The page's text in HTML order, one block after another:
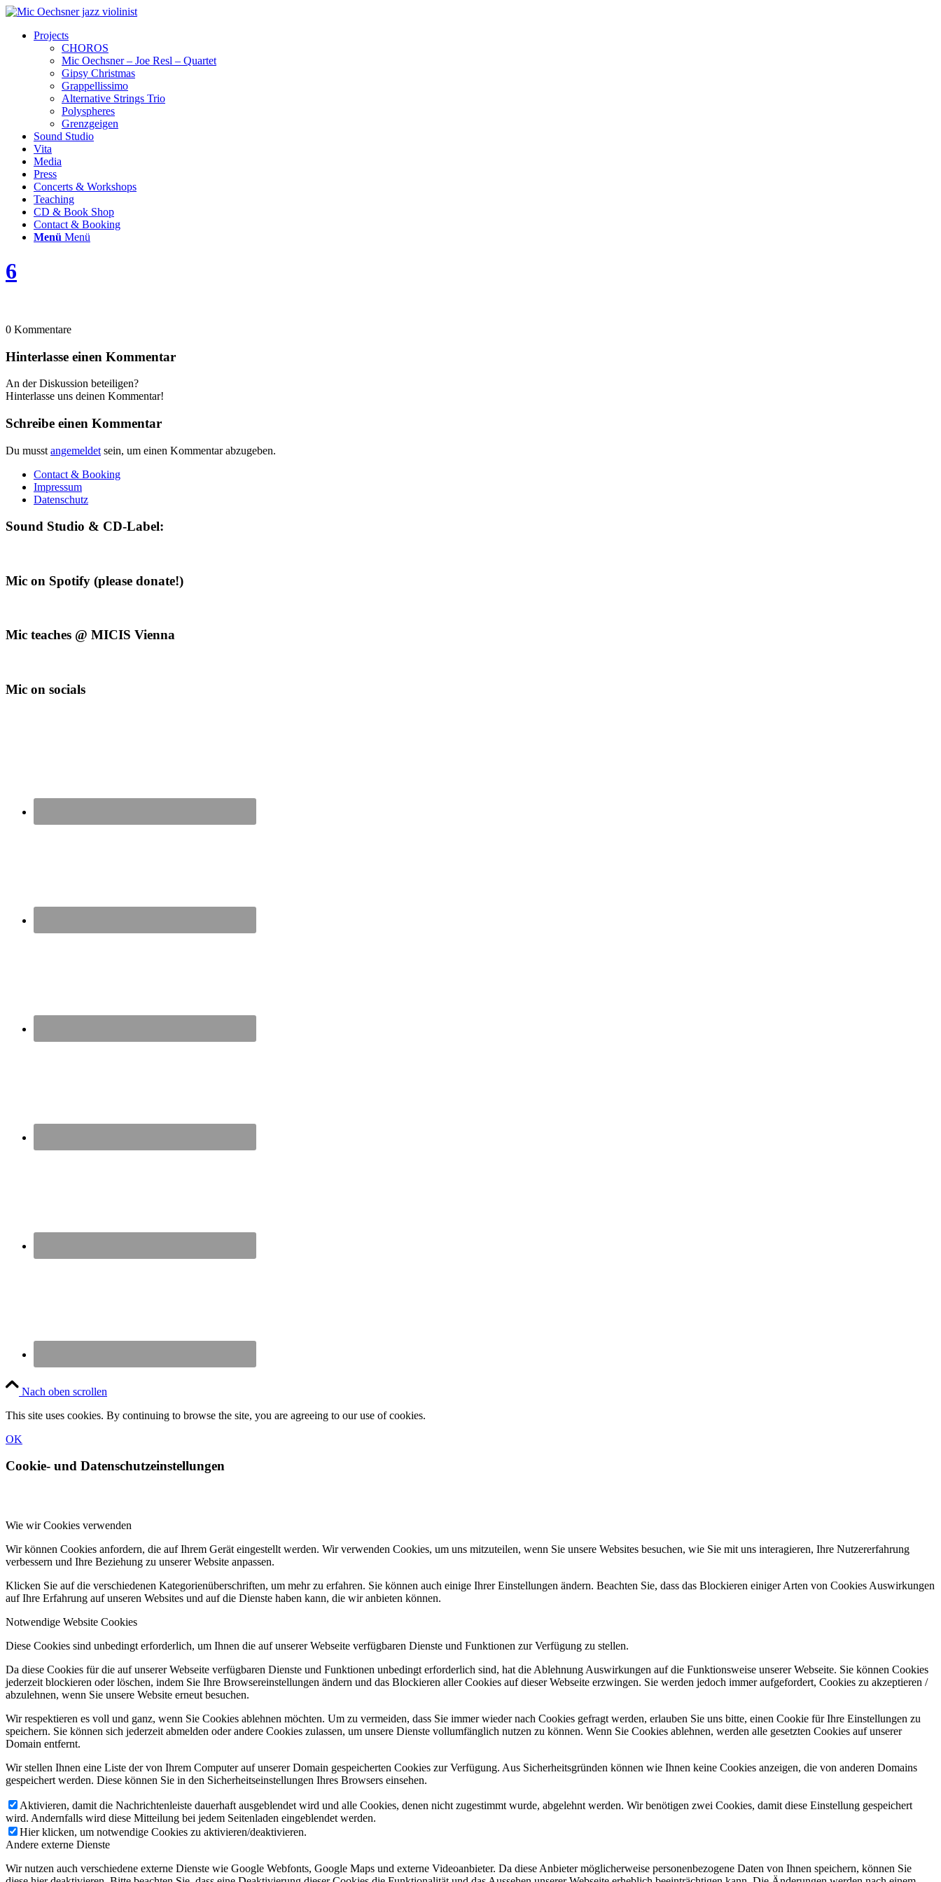
Projects
CHOROS
Mic Oechsner – Joe Resl – Quartet
Gipsy Christmas
Grappellissimo
Alternative Strings Trio
Polyspheres
Grenzgeigen
Sound Studio
Vita
Media
Press
Concerts & Workshops
Teaching
CD & Book Shop
Contact & Booking
Menü Menü
6
0 Kommentare
Hinterlasse einen Kommentar
An der Diskussion beteiligen?
Hinterlasse uns deinen Kommentar!
Schreibe einen Kommentar
Du musst angemeldet sein, um einen Kommentar abzugeben.
Contact & Booking
Impressum
Datenschutz
Sound Studio & CD-Label:
Mic on Spotify (please donate!)
Mic teaches @ MICIS Vienna
Mic on socials
Nach oben scrollen
This site uses cookies. By continuing to browse the site, you are agreeing to our use of cookies.
OK
Cookie- und Datenschutzeinstellungen
Wie wir Cookies verwenden
Wir können Cookies anfordern, die auf Ihrem Gerät eingestellt werden. Wir verwenden Cookies, um uns mitzuteilen, wenn Sie unsere Websites besuchen, wie Sie mit uns interagieren, Ihre Nutzererfahrung
verbessern und Ihre Beziehung zu unserer Website anpassen.
Klicken Sie auf die verschiedenen Kategorienüberschriften, um mehr zu erfahren. Sie können auch einige Ihrer Einstellungen ändern. Beachten Sie, dass das Blockieren einiger Arten von Cookies Auswirkungen
auf Ihre Erfahrung auf unseren Websites und auf die Dienste haben kann, die wir anbieten können.
Notwendige Website Cookies
Diese Cookies sind unbedingt erforderlich, um Ihnen die auf unserer Webseite verfügbaren Dienste und Funktionen zur Verfügung zu stellen.
Da diese Cookies für die auf unserer Webseite verfügbaren Dienste und Funktionen unbedingt erforderlich sind, hat die Ablehnung Auswirkungen auf die Funktionsweise unserer Webseite. Sie können Cookies
jederzeit blockieren oder löschen, indem Sie Ihre Browsereinstellungen ändern und das Blockieren aller Cookies auf dieser Webseite erzwingen. Sie werden jedoch immer aufgefordert, Cookies zu akzeptieren /
abzulehnen, wenn Sie unsere Website erneut besuchen.
Wir respektieren es voll und ganz, wenn Sie Cookies ablehnen möchten. Um zu vermeiden, dass Sie immer wieder nach Cookies gefragt werden, erlauben Sie uns bitte, einen Cookie für Ihre Einstellungen zu
speichern. Sie können sich jederzeit abmelden oder andere Cookies zulassen, um unsere Dienste vollumfänglich nutzen zu können. Wenn Sie Cookies ablehnen, werden alle gesetzten Cookies auf unserer
Domain entfernt.
Wir stellen Ihnen eine Liste der von Ihrem Computer auf unserer Domain gespeicherten Cookies zur Verfügung. Aus Sicherheitsgründen können wie Ihnen keine Cookies anzeigen, die von anderen Domains
gespeichert werden. Diese können Sie in den Sicherheitseinstellungen Ihres Browsers einsehen.
Aktivieren, damit die Nachrichtenleiste dauerhaft ausgeblendet wird und alle Cookies, denen nicht zugestimmt wurde, abgelehnt werden. Wir benötigen zwei Cookies, damit diese Einstellung gespeichert
wird. Andernfalls wird diese Mitteilung bei jedem Seitenladen eingeblendet werden.
Hier klicken, um notwendige Cookies zu aktivieren/deaktivieren.
Andere externe Dienste
Wir nutzen auch verschiedene externe Dienste wie Google Webfonts, Google Maps und externe Videoanbieter. Da diese Anbieter möglicherweise personenbezogene Daten von Ihnen speichern, können Sie